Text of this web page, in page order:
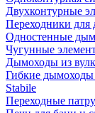
Двухконтурные
Переходники для
Одностенные
Чугунные
Дымоходы из
Гибкие
Stabile
Переходные